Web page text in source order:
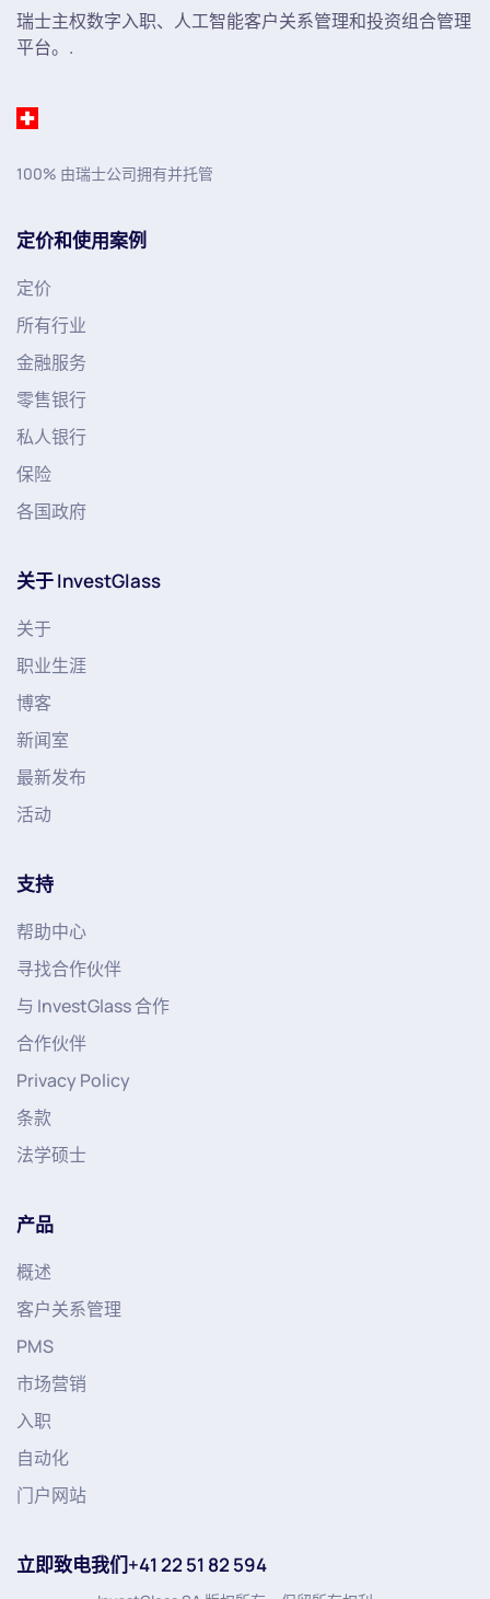
瑞士主权数字入职、人工智能客户关系管理和投资组合管理
平台。.
100% 由瑞士公司拥有并托管
定价和使用案例
定价
所有行业
金融服务
零售银行
私人银行
保险
各国政府
关于 InvestGlass
关于
职业生涯
博客
新闻室
最新发布
活动
支持
帮助中心
寻找合作伙伴
与 InvestGlass 合作
合作伙伴
Privacy Policy
条款
法学硕士
产品
概述
客户关系管理
PMS
市场营销
入职
自动化
门户网站
立即致电我们+41 22 51 82 594